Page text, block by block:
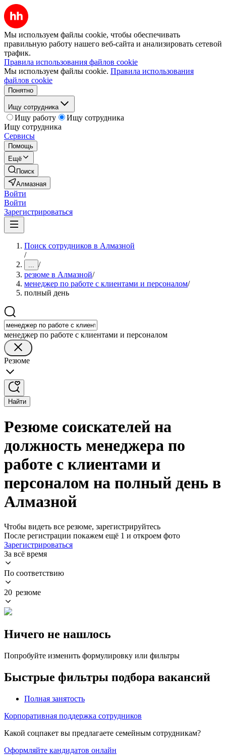
Мы используем файлы cookie, чтобы обеспечивать
правильную работу нашего веб-сайта и анализировать сетевой
трафик.
Правила использования файлов cookie
Мы используем файлы cookie. Правила использования
файлов cookie
Понятно
Ищу сотрудника
Ищу работу
Ищу сотрудника
Ищу сотрудника
Сервисы
Помощь
Ещё
Поиск
Алмазная
Войти
Войти
Зарегистрироваться
Поиск сотрудников в Алмазной
/
... /
резюме в Алмазной/
менеджер по работе с клиентами и персоналом/
полный день
менеджер по работе с клиентами и персоналом
Резюме
Найти
Резюме соискателей на
должность менеджера по
работе с клиентами и
персоналом на полный день в
Алмазной
Чтобы видеть все резюме, зарегистрируйтесь
После регистрации покажем ещё 1 и откроем фото
Зарегистрироваться
За всё время
По соответствию
20 резюме
Ничего не нашлось
Попробуйте изменить формулировку или фильтры
Быстрые фильтры подбора вакансий
Полная занятость
Корпоративная поддержка сотрудников
Какой соцпакет вы предлагаете семейным сотрудникам?
Оформляйте кандидатов онлайн